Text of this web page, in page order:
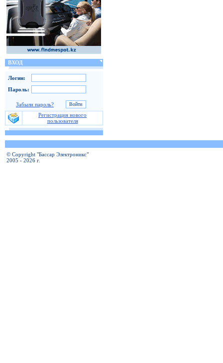
ВХОД
Логин:
Пароль:
Забыли пароль?
Регистрация нового
пользователя
© Copyright "Бассар Электроникс"
2005 - 2026 г.